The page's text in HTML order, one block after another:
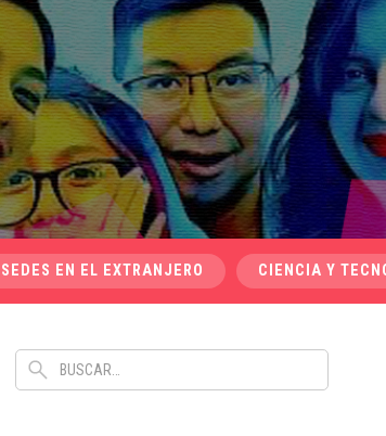
SEDES EN EL EXTRANJERO CIENCIA Y